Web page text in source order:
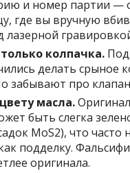
и номер партии —
где вы вручную
лазерной
колпачка.
делать срыное
забывают про
масла.
быть слегка
MoS2), что часто
подделку.
оригинала.